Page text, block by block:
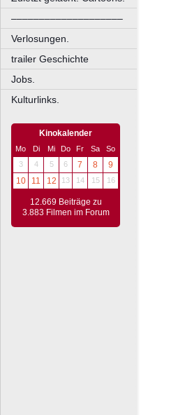
––––––––––––––––––––
Verlosungen.
trailer Geschichte
Jobs.
Kulturlinks.
Kinokalender
Mo Di Mi Do Fr Sa
So
3
4 5 6 7 8
9
10
11 12 13 14 15 16
12.669 Beiträge zu
3.883 Filmen im Forum